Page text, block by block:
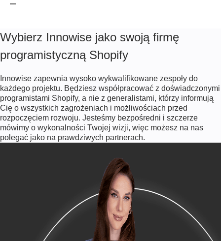
Wybierz Innowise jako swoją firmę
programistyczną Shopify
Innowise zapewnia wysoko wykwalifikowane zespoły do
każdego projektu. Będziesz współpracować z doświadczonymi
programistami Shopify, a nie z generalistami, którzy informują
Cię o wszystkich zagrożeniach i możliwościach przed
rozpoczęciem rozwoju. Jesteśmy bezpośredni i szczerze
mówimy o wykonalności Twojej wizji, więc możesz na nas
polegać jako na prawdziwych partnerach.